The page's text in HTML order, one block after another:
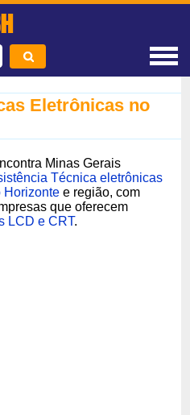
Eletrônicas no
Minas Gerais
Técnica eletrônicas
Horizonte e região, com
que oferecem
LCD e CRT.